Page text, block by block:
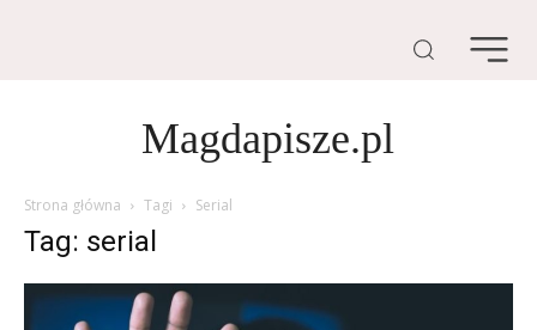
Magdapisze.pl
Strona główna Tagi Serial
Tag: serial